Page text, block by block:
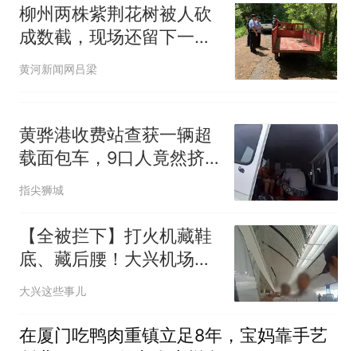
柳州两株紫荆花树被人砍
成数截，现场还留下一部
手机和一辆三轮车！
黄河新闻网吕梁
黄骅港收费站查获一辆超
载面包车，9口人竟然挤
在一起
指尖狮城
【全被拦下】打火机藏鞋
底、藏后腰！大兴机场两
男子登机前双双被查
大兴这些事儿
在厦门吃鸭肉重镇立足8年，宝妈靠手艺